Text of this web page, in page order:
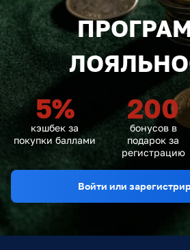
5%
кэшбек за
покупки баллами
200
бонусов в
подарок за
регистрацию
Войти или